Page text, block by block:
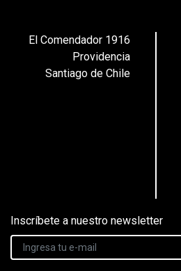
El Comendador 1916
Providencia
Santiago de Chile
Inscríbete a nuestro newsletter